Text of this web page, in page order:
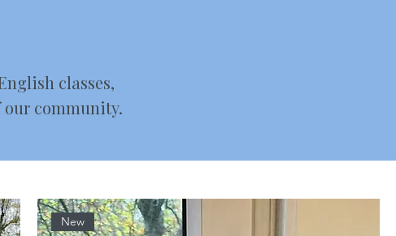
classes,
our community.
New